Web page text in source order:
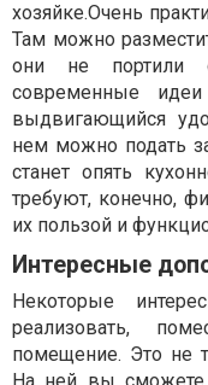
хозяйке.Очень
Там можно
они не портили
современные
выдвигающийся
нем можно подать
станет опять
требуют, конечно,
их пользой и
Интересные
Некоторые
реализовать,
помещение. Это не